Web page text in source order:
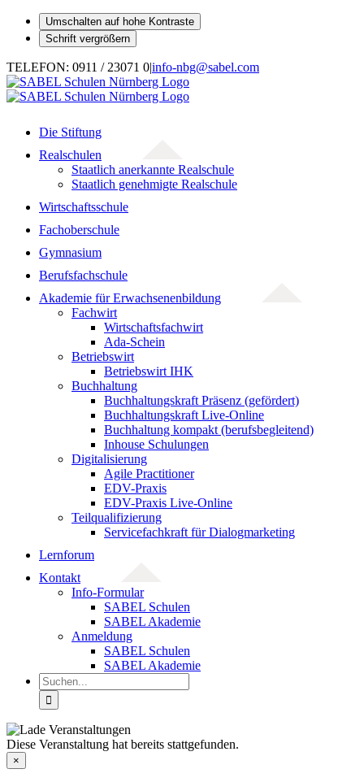
Umschalten auf hohe Kontraste
Schrift vergrößern
Zum
Inhalt
springen
TELEFON: 0911 / 23071 0|info-nbg@sabel.com
Die Stiftung
Realschulen
Staatlich anerkannte Realschule
Staatlich genehmigte Realschule
Wirtschaftsschule
Fachoberschule
Gymnasium
Berufsfachschule
Akademie für Erwachsenenbildung
Fachwirt
Wirtschaftsfachwirt
Ada-Schein
Betriebswirt
Betriebswirt IHK
Buchhaltung
Buchhaltungskraft Präsenz (gefördert)
Buchhaltungskraft Live-Online
Buchhaltung kompakt (berufsbegleitend)
Inhouse Schulungen
Digitalisierung
Agile Practitioner
EDV-Praxis
EDV-Praxis Live-Online
Teilqualifizierung
Servicefachkraft für Dialogmarketing
Lernforum
Kontakt
Info-Formular
SABEL Schulen
SABEL Akademie
Anmeldung
SABEL Schulen
SABEL Akademie
Suche
nach:
Diese Veranstaltung hat bereits stattgefunden.
×